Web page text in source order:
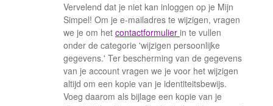
Vervelend dat je niet kan inloggen op je Mijn
Simpel! Om je e-mailadres te wijzigen, vragen
we je om het contactformulier in te vullen
onder de categorie 'wijzigen persoonlijke
gegevens.' Ter bescherming van de gegevens
van je account vragen we je voor het wijzigen
altijd om een kopie van je identiteitsbewijs.
Voeg daarom als bijlage een kopie van je